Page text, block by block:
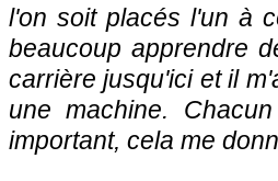
l'on soit placés l'un à
beaucoup apprendre
carrière jusqu'ici et il
une machine.
important, cela me